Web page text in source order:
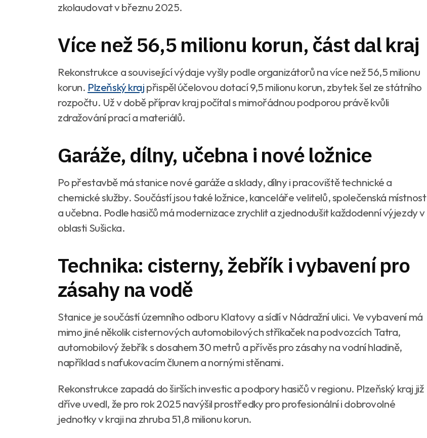
zkolaudovat v březnu 2025.
Více než 56,5 milionu korun, část dal kraj
Rekonstrukce a související výdaje vyšly podle organizátorů na více než 56,5 milionu
korun. Plzeňský krajpřispěl účelovou dotací 9,5 milionu korun, zbytek šel ze státního
rozpočtu. Už v době příprav kraj počítal s mimořádnou podporou právě kvůli
zdražování prací a materiálů.
Garáže, dílny, učebna i nové ložnice
Po přestavbě má stanice nové garáže a sklady, dílny i pracoviště technické a
chemické služby. Součástí jsou také ložnice, kanceláře velitelů, společenská místnost
a učebna. Podle hasičů má modernizace zrychlit a zjednodušit každodenní výjezdy v
oblasti Sušicka.
Technika: cisterny, žebřík i vybavení pro
zásahy na vodě
Stanice je součástí územního odboru Klatovy a sídlí v Nádražní ulici. Ve vybavení má
mimo jiné několik cisternových automobilových stříkaček na podvozcích Tatra,
automobilový žebřík s dosahem 30 metrů a přívěs pro zásahy na vodní hladině,
například s nafukovacím člunem a nornými stěnami.
Rekonstrukce zapadá do širších investic a podpory hasičů v regionu. Plzeňský kraj již
dříve uvedl, že pro rok 2025 navýšil prostředky pro profesionální i dobrovolné
jednotky v kraji na zhruba 51,8 milionu korun.